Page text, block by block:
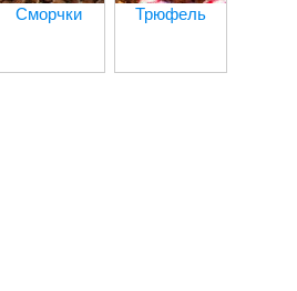
Сморчки Трюфель